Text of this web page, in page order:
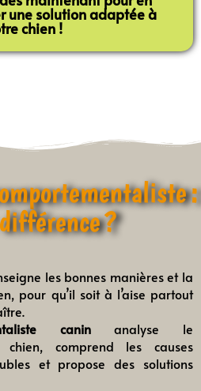
une solution adaptée à
chien !
:
?
les bonnes manières et la
pour qu’il soit à l’aise partout
caninanalyse le
chien, comprend les causes
et propose des solutions